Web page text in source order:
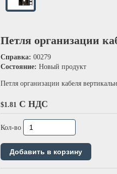
Петля организации
Справка: 00279
Состояние: Новый продукт
Петля организации кабеля
$1.81 С НДС
Кол-во